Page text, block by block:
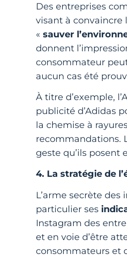
Des entreprises
visant à
« sauver
donnent
consommateur
aucun cas été
À titre d’exemple,
publicité d’Adidas
la chemise à
recommandations.
geste qu’ils posent
4. La stratégie de
L’arme secrète
particulier ses
Instagram des
et en voie d’être
consommateurs et